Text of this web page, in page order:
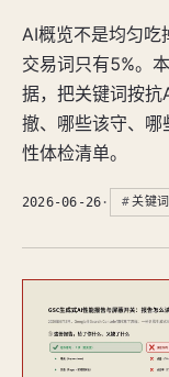
AI概览不是均匀吃
交易词只有5%。
据，把关键词按
撤、哪些该守、哪
性体检清单。
2026-06-26 · 关键